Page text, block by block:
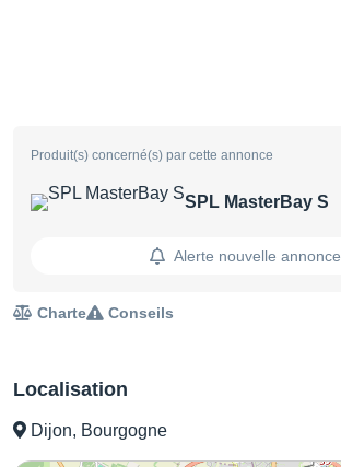
Localisation
Dijon, Bourgogne
Produit(s) concerné(s) par cette annonce
SPL MasterBay S
Alerte nouvelle annonce
Charte Conseils